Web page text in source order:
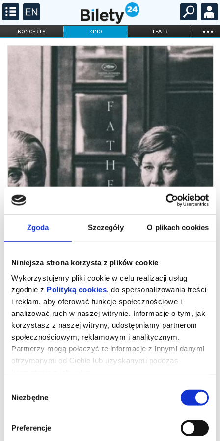
Zgoda Szczegóły O plikach cookies
Niniejsza strona korzysta z plików cookie
Wykorzystujemy pliki cookie w celu realizacji usług
zgodnie z Polityką cookies, do spersonalizowania treści
i reklam, aby oferować funkcje społecznościowe i
analizować ruch w naszej witrynie. Informacje o tym, jak
korzystasz z naszej witryny, udostępniamy partnerom
społecznościowym, reklamowym i analitycznym.
Partnerzy mogą połączyć te informacje z innymi danymi
otrzymanymi od Ciebie lub uzyskanymi podczas
zgody
Niezbędne
Preferencje
KONCERTY KINO TEATR ...
FILHARMONIA OPERA I BALET
STAND-UP
ONLINE KARNETY
Filmowy Klub Seniora: OJCZYZNA
„Ojczyzna" opowiada o relacji między Thomasem Mannem